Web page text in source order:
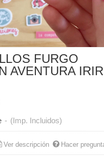
FURGO
AVENTURA
- (Imp. Incluidos)
Ver descripción Hacer